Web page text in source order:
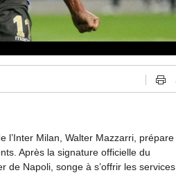
l’Inter Milan, Walter Mazzarri, prépare
Après la signature officielle du
de Napoli, songe à s’offrir les services